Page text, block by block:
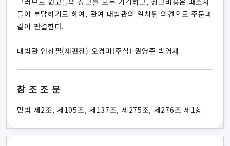
들이 부담하기로 하여, 관여 대법관의 일치된 의견으로 주문과
같이 판결한다.
대법관 엄상필(재판장) 오경미(주심) 권영준 박영재
참조조문
민법 제2조, 제105조, 제137조, 제275조, 제276조 제1항